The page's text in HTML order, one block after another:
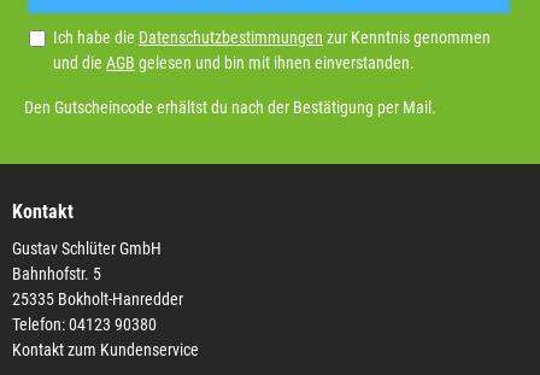
Ich habe die Datenschutzbestimmungen zur Kenntnis genommen
und die AGB gelesen und bin mit ihnen einverstanden.
Den Gutscheincode erhältst du nach der Bestätigung per Mail.
Kontakt
Gustav Schlüter GmbH
Bahnhofstr. 5
25335 Bokholt-Hanredder
Telefon: 04123 90380
Kontakt zum Kundenservice